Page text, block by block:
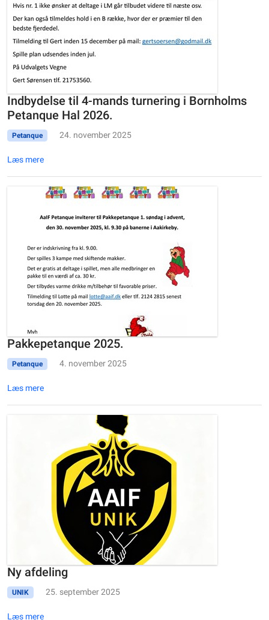
Indbydelse til 4-mands turnering i Bornholms
Petanque Hal 2026.
Petanque 24. november 2025
Læs mere
Pakkepetanque 2025.
Petanque 4. november 2025
Læs mere
Ny afdeling
UNIK 25. september 2025
Læs mere